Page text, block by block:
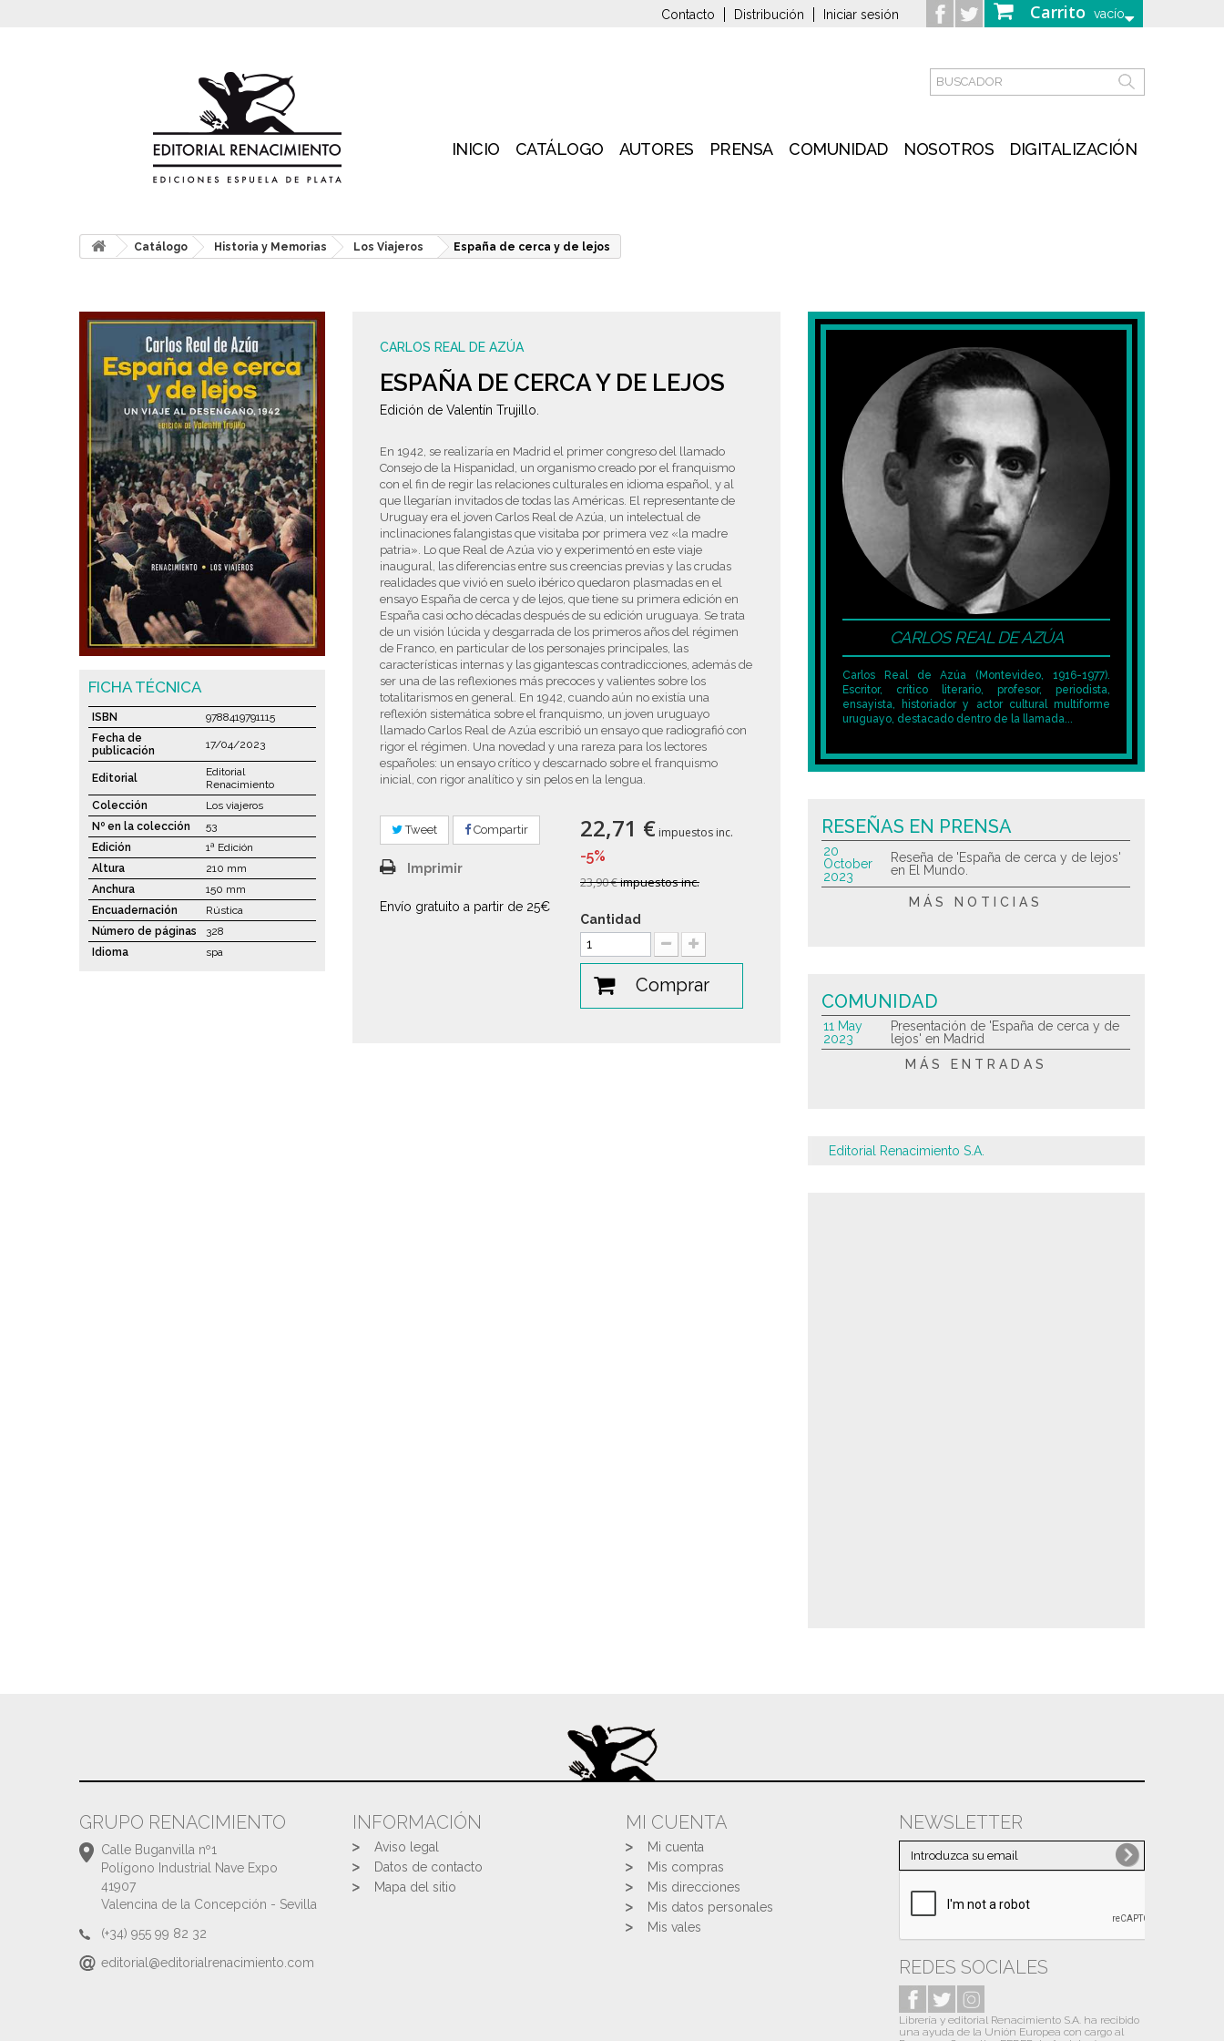
Carrito vacío
Contacto Distribución Iniciar sesión
INICIO CATÁLOGO AUTORES PRENSA COMUNIDAD NOSOTROS DIGITALIZACIÓN
Catálogo Historia y Memorias Los Viajeros España de cerca y de lejos
CARLOS REAL DE AZÚA
ESPAÑA DE CERCA Y DE LEJOS
Edición de Valentín Trujillo.
En 1942, se realizaría en Madrid el primer congreso del llamado
Consejo de la Hispanidad, un organismo creado por el franquismo
con el fin de regir las relaciones culturales en idioma español, y al
que llegarían invitados de todas las Américas. El representante de
Uruguay era el joven Carlos Real de Azúa, un intelectual de
inclinaciones falangistas que visitaba por primera vez «la madre
patria». Lo que Real de Azúa vio y experimentó en este viaje
inaugural, las diferencias entre sus creencias previas y las crudas
realidades que vivió en suelo ibérico quedaron plasmadas en el
ensayo España de cerca y de lejos, que tiene su primera edición en
España casi ocho décadas después de su edición uruguaya. Se trata
de un visión lúcida y desgarrada de los primeros años del régimen
de Franco, en particular de los personajes principales, las
características internas y las gigantescas contradicciones, además de
ser una de las reflexiones más precoces y valientes sobre los
totalitarismos en general. En 1942, cuando aún no existía una
reflexión sistemática sobre el franquismo, un joven uruguayo
llamado Carlos Real de Azúa escribió un ensayo que radiografió con
rigor el régimen. Una novedad y una rareza para los lectores
españoles: un ensayo crítico y descarnado sobre el franquismo
inicial, con rigor analítico y sin pelos en la lengua.
Tweet Compartir
Imprimir
Envío gratuito a partir de 25€
22,71 € impuestos inc.
-5%
23,90 €impuestos inc.
Cantidad
Comprar
FICHA TÉCNICA
ISBN
9788419791115
Fecha de
publicación
17/04/2023
Editorial
Editorial
Renacimiento
Colección
Los viajeros
Nº en la colección
53
Edición
1ª Edición
Altura
210 mm
Anchura
150 mm
Encuadernación
Rústica
Número de páginas
328
Idioma
spa
CARLOS REAL DE AZÚA
Carlos Real de Azúa (Montevideo, 1916-1977).
Escritor, crítico literario, profesor, periodista,
ensayista, historiador y actor cultural multiforme
uruguayo, destacado dentro de la llamada...
RESEÑAS EN PRENSA
20
October
2023
Reseña de 'España de cerca y de lejos'
en El Mundo.
MÁS NOTICIAS
COMUNIDAD
11 May
2023
Presentación de 'España de cerca y de
lejos' en Madrid
MÁS ENTRADAS
Editorial Renacimiento S.A.
GRUPO RENACIMIENTO
Calle Buganvilla nº1
Polígono Industrial Nave Expo
41907
Valencina de la Concepción - Sevilla
(+34) 955 99 82 32
editorial@editorialrenacimiento.com
INFORMACIÓN
Aviso legal
Datos de contacto
Mapa del sitio
MI CUENTA
Mi cuenta
Mis compras
Mis direcciones
Mis datos personales
Mis vales
NEWSLETTER
REDES SOCIALES
Librería y editorial Renacimiento S.A. ha recibido
una ayuda de la Unión Europea con cargo al